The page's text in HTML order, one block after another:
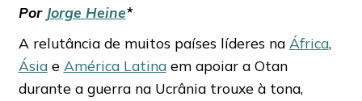
Por Jorge Heine*
A relutância de muitos países líderes na África,
Ásiae América Latinaem apoiar a Otan
durante a guerra na Ucrânia trouxe à tona,